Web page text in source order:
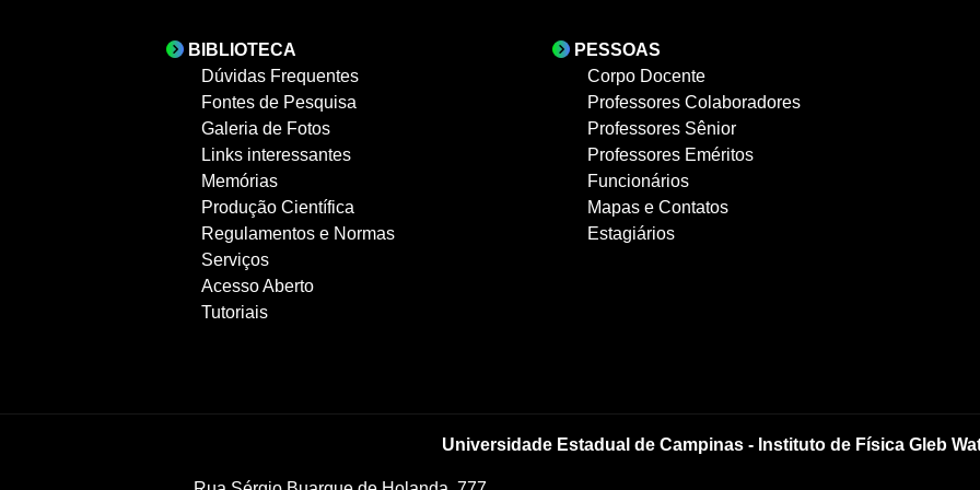
BIBLIOTECA
Dúvidas Frequentes
Fontes de Pesquisa
Galeria de Fotos
Links interessantes
Memórias
Produção Científica
Regulamentos e Normas
Serviços
Acesso Aberto
Tutoriais
PESSOAS
Corpo Docente
Professores Colaboradores
Professores Sênior
Professores Eméritos
Funcionários
Mapas e Contatos
Estagiários
Universidade Estadual de Campinas - Instituto de Física Gleb